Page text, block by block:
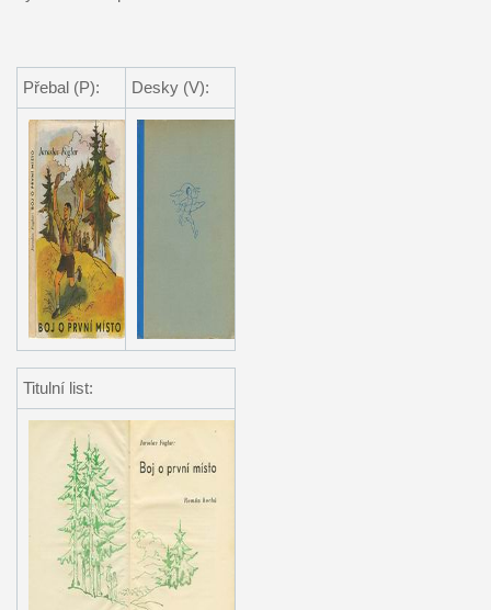
Přebal (P): Desky (V):
Titulní list: